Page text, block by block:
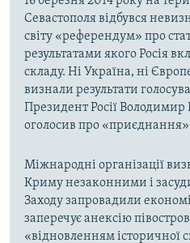
Севастополя відбувся
світу «референдум» про
результатами якого Росія
складу. Ні Україна, ні
визнали результати
Президент Росії Володимир
оголосив про «приєднання»
Міжнародні організації
Криму незаконними і
Заходу запровадили
заперечує анексію
«відновленням історичної